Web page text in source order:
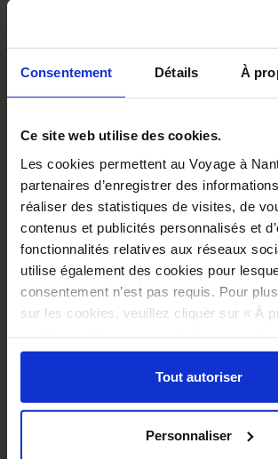
Consentement Détails À
Ce site web utilise des cookies.
Les cookies permettent au Voyage à
partenaires d’enregistrer des
réaliser des statistiques de visites, de
contenus et publicités personnalisés et
fonctionnalités relatives aux réseaux
utilise également des cookies pour
consentement n’est pas requis. Pour
sur les cookies, veuillez cliquer sur « À
sélectionner les cookies selon les
« Détails ». À tout moment, vous pouvez
choix en cliquant sur le lien « Cookies »
Tout autoriser
Personnaliser
€33.00
Add to cart